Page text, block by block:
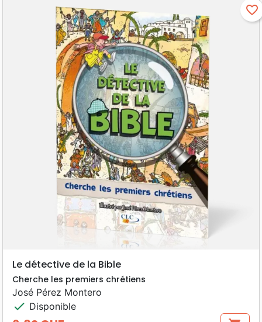
favorite_border
Le détective de la Bible
Cherche les premiers chrétiens
José Pérez Montero
check Disponible